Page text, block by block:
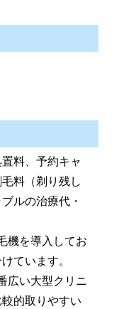
料、予約キャ
料（剃り残し
ルの治療代・
機を導入してお
ています。
広い大型クリニ
的取りやすい